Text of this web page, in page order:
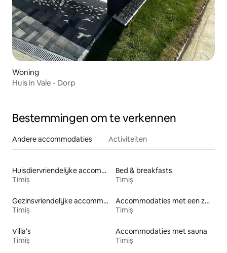
Woning
Huis in Vale - Dorp
Bestemmingen om te verkennen
Andere accommodaties Activiteiten
Huisdiervriendelijke accommodaties
Timiș
Bed & breakfasts
Timiș
Gezinsvriendelijke accommodaties
Timiș
Accommodaties met een zwembad
Timiș
Villa's
Timiș
Accommodaties met sauna
Timiș